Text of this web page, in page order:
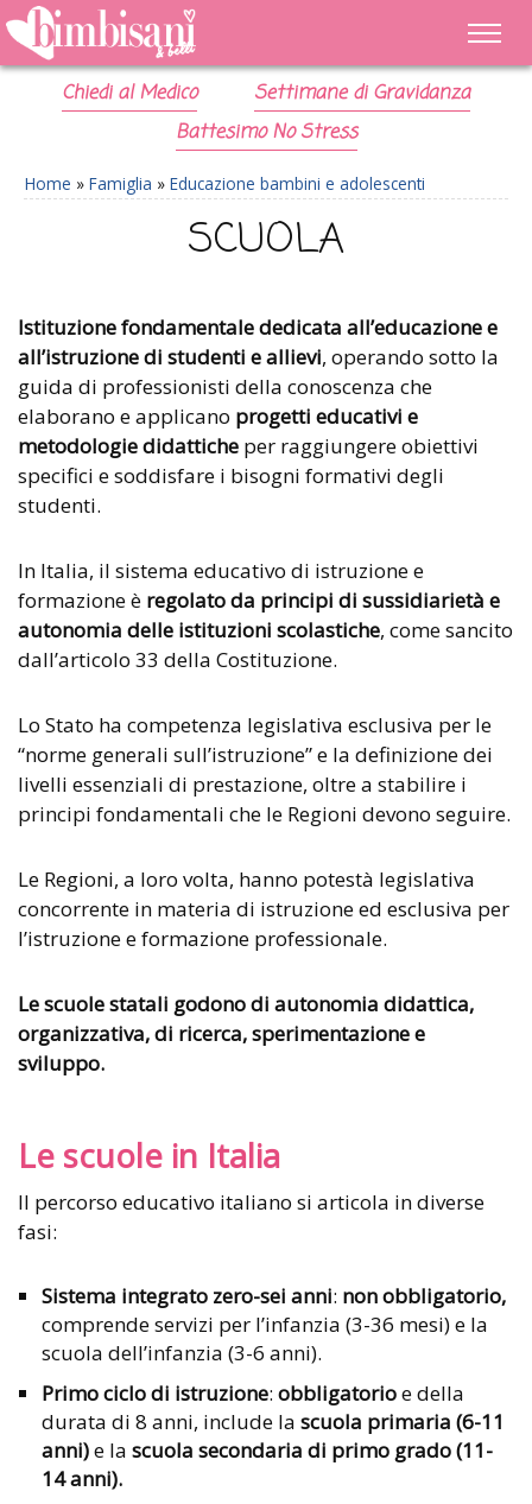
Chiedi al Medico
Settimane di Gravidanza
Battesimo No Stress
Home » Famiglia » Educazione bambini e adolescenti
SCUOLA
Istituzione fondamentalededicata all’educazione e
all’istruzione di studenti e allievi, operando sotto la
guida di professionisti della conoscenza che
elaborano e applicano progetti educativi e
metodologie didattiche per raggiungere obiettivi
specifici e soddisfare i bisogni formativi degli
studenti.
In Italia, il sistema educativo di istruzione e
formazione è regolato da principi di sussidiarietà e
autonomia delle istituzioni scolastiche, come sancito
dall’articolo 33 della Costituzione.
Lo Stato ha competenza legislativa esclusiva per le
“norme generali sull’istruzione” e la definizione dei
livelli essenziali di prestazione, oltre a stabilire i
principi fondamentali che le Regioni devono seguire.
Le Regioni, a loro volta, hanno potestà legislativa
concorrente in materia di istruzione ed esclusiva per
l’istruzione e formazione professionale.
Le scuole statali godono di autonomia didattica,
organizzativa, di ricerca, sperimentazione e
sviluppo.
Le scuole in Italia
Il percorso educativo italiano si articola in diverse
fasi:
Sistema integrato zero-sei anni: non obbligatorio,
comprende servizi per l’infanzia (3-36 mesi) e la
scuola dell’infanzia (3-6 anni).
Primo ciclo di istruzione: obbligatorioe della
durata di 8 anni, include la scuola primaria (6-11
anni)e la scuola secondaria di primo grado (11-
14 anni).